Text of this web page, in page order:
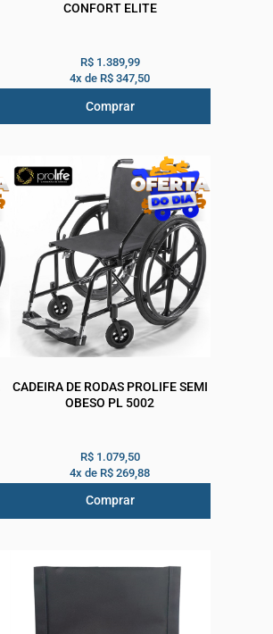
CONFORT ELITE
R$ 1.389,99
4x de R$ 347,50
Comprar
CADEIRA DE RODAS PROLIFE SEMI
OBESO PL 5002
R$ 1.079,50
4x de R$ 269,88
Comprar